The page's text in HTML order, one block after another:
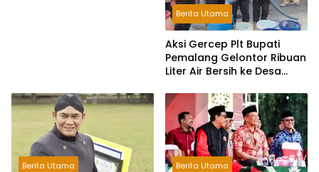
Berita Utama
Aksi Gercep Plt Bupati
Pemalang Gelontor Ribuan
Liter Air Bersih ke Desa
Berita Utama Berita Utama